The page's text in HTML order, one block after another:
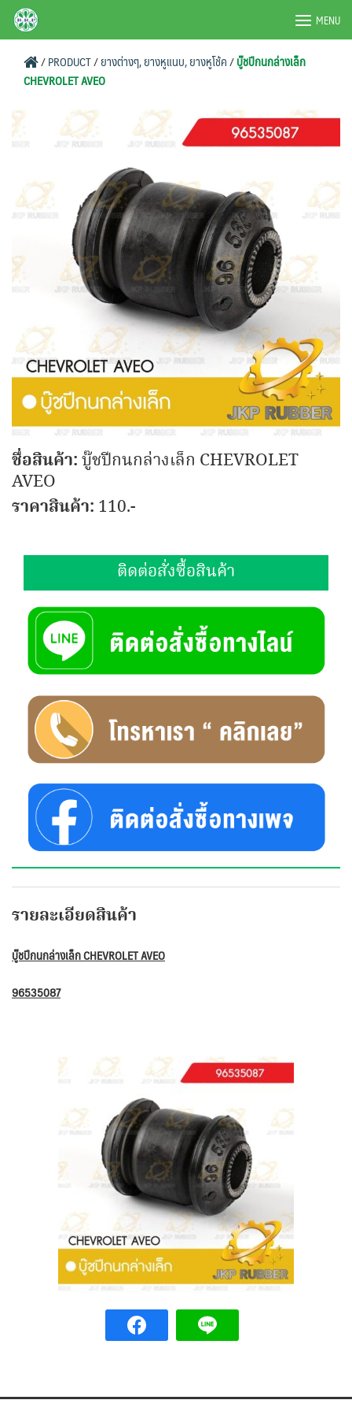
SkipBRPAUTO.COM MENU
/PRODUCT/ยางต่างๆ, ยางหูแนบ, ยางหูโช้ค/บู๊ชปีกนกล่างเล็ก
CHEVROLET AVEO
ชื่อสินค้า:บู๊ชปีกนกล่างเล็ก CHEVROLET
AVEO
ราคาสินค้า: 110.-
ติดต่อสั่งซื้อสินค้า
รายละเอียดสินค้า
บู๊ชปีกนกล่างเล็ก CHEVROLET AVEO
96535087